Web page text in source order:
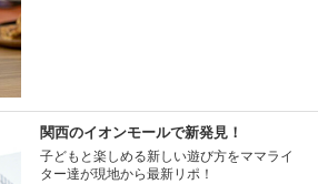
関西のイオンモールで新発見！
子どもと楽しめる新しい遊び方をママライ
ター達が現地から最新リポ！